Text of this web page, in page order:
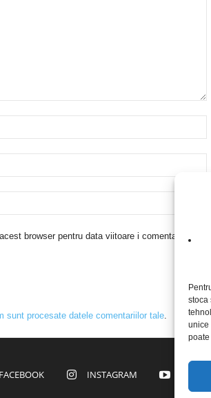
stoca
unice
browser pentru data viitoare i comentariu.
sunt procesate datele comentariilor tale.
FACEBOOK INSTAGRAM